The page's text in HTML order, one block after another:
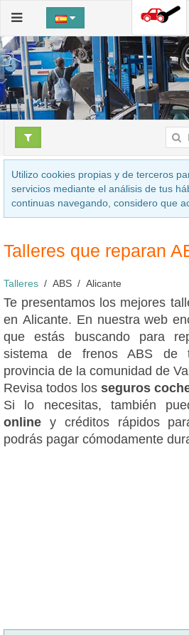
Utilizo cookies propias y de terceros
servicios mediante el análisis de tus
continuas navegando, considero que
Talleres que reparan
Talleres ABS Alicante
Te presentamos los mejores
en Alicante. En nuestra web
que estás buscando para
sistema de frenos ABS de
provincia de la comunidad de
Revisa todos los seguros
Si lo necesitas, también
online y créditos rápidos
podrás pagar cómodamente